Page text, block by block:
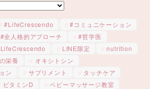
#LifeCrescendo
#コミュニケーション
#全人格的アプローチ
#哲学医
LifeCrescendo LINE限定
nutrition
栄養
オキシトシン
ン
サプリメント
タッチケア
ビタミンD
ベビーマッサージ教室